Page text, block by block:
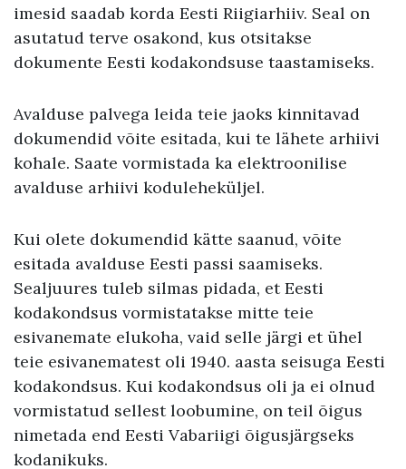
imesid saadab korda Eesti Riigiarhiiv. Seal on
asutatud terve osakond, kus otsitakse
dokumente Eesti kodakondsuse taastamiseks.
Avalduse palvega leida teie jaoks kinnitavad
dokumendid võite esitada, kui te lähete arhiivi
kohale. Saate vormistada ka elektroonilise
avalduse arhiivi koduleheküljel.
Kui olete dokumendid kätte saanud, võite
esitada avalduse Eesti passi saamiseks.
Sealjuures tuleb silmas pidada, et Eesti
kodakondsus vormistatakse mitte teie
esivanemate elukoha, vaid selle järgi et ühel
teie esivanematest oli 1940. aasta seisuga Eesti
kodakondsus. Kui kodakondsus oli ja ei olnud
vormistatud sellest loobumine, on teil õigus
nimetada end Eesti Vabariigi õigusjärgseks
kodanikuks.